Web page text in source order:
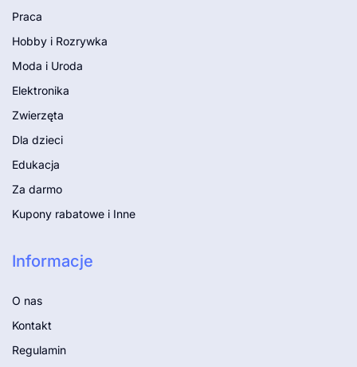
Praca
Hobby i Rozrywka
Moda i Uroda
Elektronika
Zwierzęta
Dla dzieci
Edukacja
Za darmo
Kupony rabatowe i Inne
Informacje
O nas
Kontakt
Regulamin